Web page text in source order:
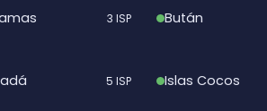
3 ISP Bután
5 ISP Islas Cocos